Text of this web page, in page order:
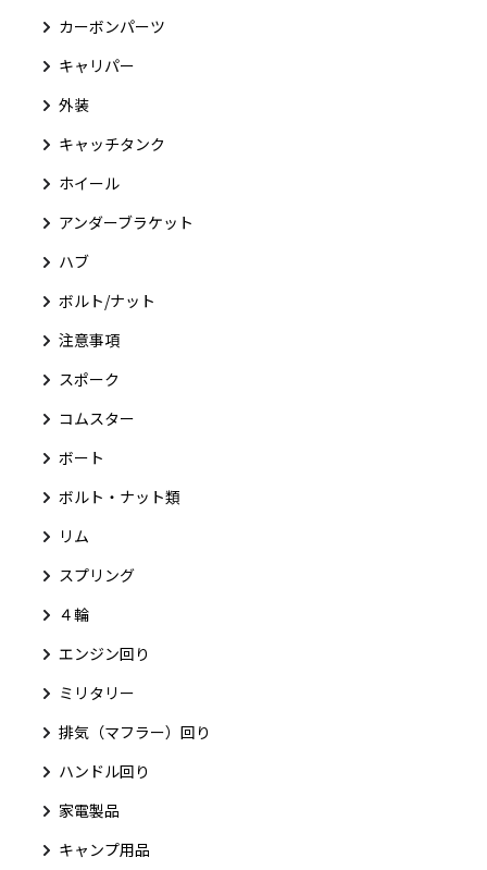
カーボンパーツ
キャリパー
外装
キャッチタンク
ホイール
アンダーブラケット
ハブ
ボルト/ナット
注意事項
スポーク
コムスター
ボート
ボルト・ナット類
リム
スプリング
４輪
エンジン回り
ミリタリー
排気（マフラー）回り
ハンドル回り
家電製品
キャンプ用品